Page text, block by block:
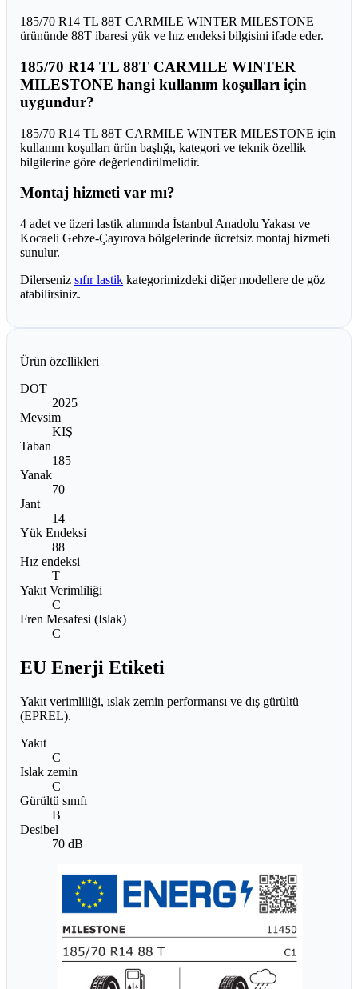
185/70 R14 TL 88T CARMILE WINTER MILESTONE
ürününde 88T ibaresi yük ve hız endeksi bilgisini ifade eder.
185/70 R14 TL 88T CARMILE WINTER
MILESTONE hangi kullanım koşulları için
uygundur?
185/70 R14 TL 88T CARMILE WINTER MILESTONE için
kullanım koşulları ürün başlığı, kategori ve teknik özellik
bilgilerine göre değerlendirilmelidir.
Montaj hizmeti var mı?
4 adet ve üzeri lastik alımında İstanbul Anadolu Yakası ve
Kocaeli Gebze-Çayırova bölgelerinde ücretsiz montaj hizmeti
sunulur.
Dilerseniz sıfır lastik kategorimizdeki diğer modellere de göz
atabilirsiniz.
Ürün özellikleri
DOT
2025
Mevsim
KIŞ
Taban
185
Yanak
70
Jant
14
Yük Endeksi
88
Hız endeksi
T
Yakıt Verimliliği
C
Fren Mesafesi (Islak)
C
EU Enerji Etiketi
Yakıt verimliliği, ıslak zemin performansı ve dış gürültü
(EPREL).
Yakıt
C
Islak zemin
C
Gürültü sınıfı
B
Desibel
70 dB